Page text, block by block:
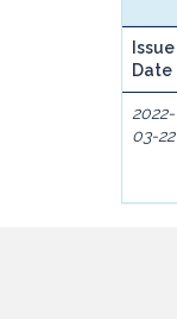
Issue
Date
2022-
03-22